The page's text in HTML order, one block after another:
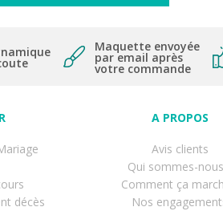
Maquette envoyée
par email après
votre commande
décès
A PROPOS
Avis clients
Qui sommes-
Comment ça
Nos